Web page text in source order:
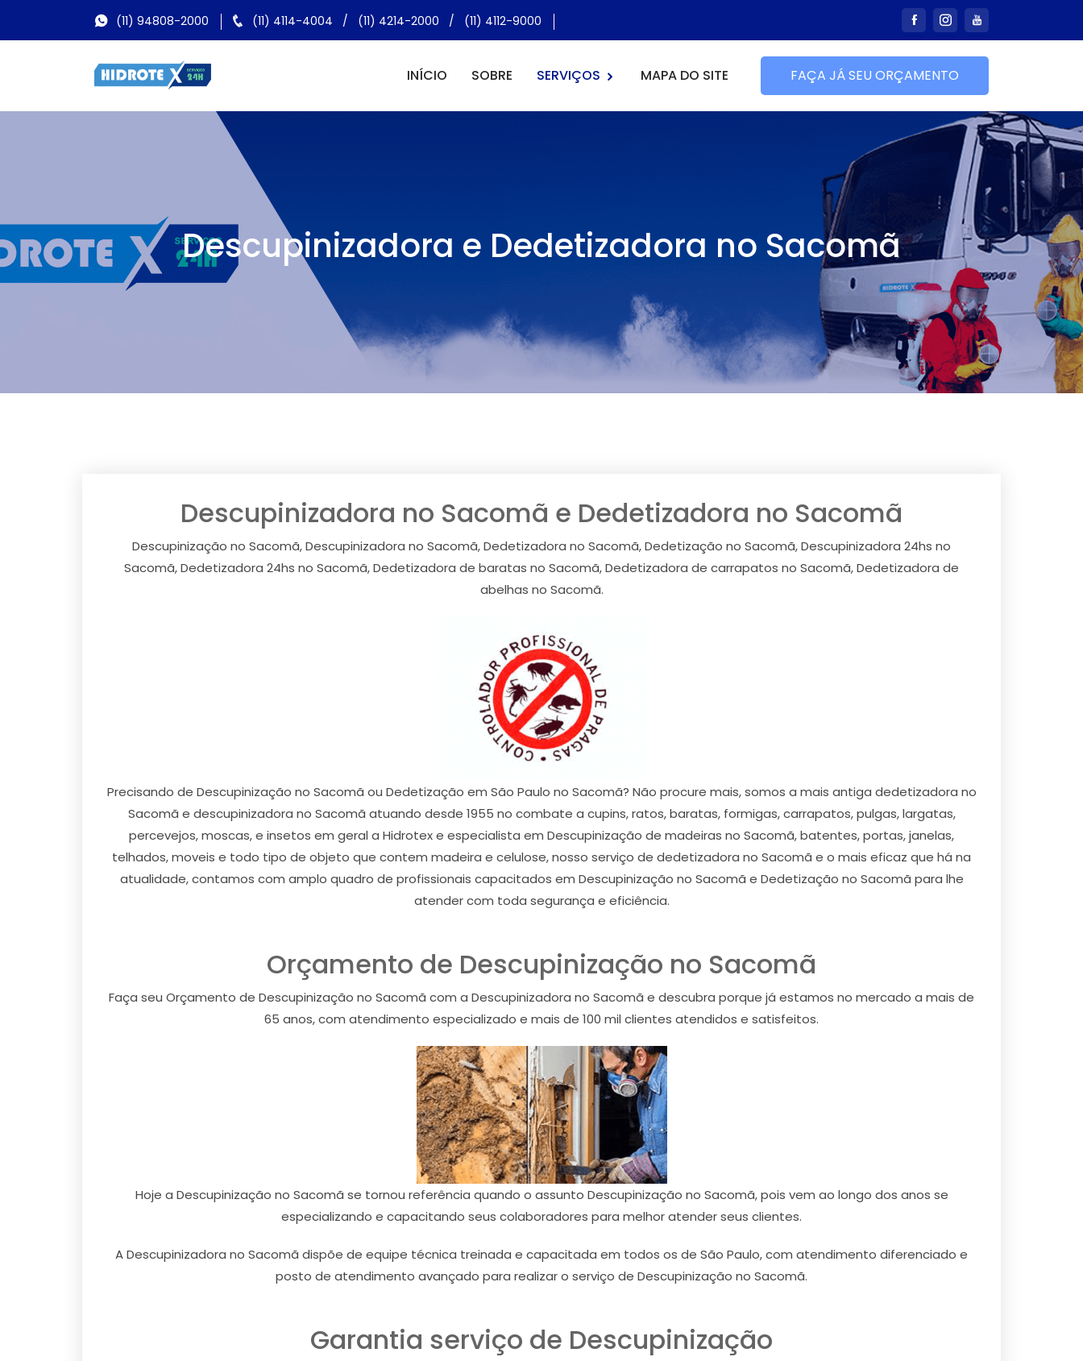
(11) 94808-2000 (11) 4114-4004 / (11) 4214-2000 / (11) 4112-9000
INÍCIO SOBRE SERVIÇOS MAPA DO SITE FAÇA JÁ SEU ORÇAMENTO
Descupinizadora e Dedetizadora no Sacomã
Descupinizadora no Sacomã e Dedetizadora no Sacomã
Descupinização no Sacomã, Descupinizadora no Sacomã, Dedetizadora no Sacomã, Dedetização no Sacomã, Descupinizadora 24hs no
Sacomã, Dedetizadora 24hs no Sacomã, Dedetizadora de baratas no Sacomã, Dedetizadora de carrapatos no Sacomã, Dedetizadora de
abelhas no Sacomã.
Precisando de Descupinização no Sacomã ou Dedetização em São Paulo no Sacomã? Não procure mais, somos a mais antiga dedetizadora no
Sacomã e descupinizadora no Sacomã atuando desde 1955 no combate a cupins, ratos, baratas, formigas, carrapatos, pulgas, largatas,
percevejos, moscas, e insetos em geral a Hidrotex e especialista em Descupinização de madeiras no Sacomã, batentes, portas, janelas,
telhados, moveis e todo tipo de objeto que contem madeira e celulose, nosso serviço de dedetizadora no Sacomã e o mais eficaz que há na
atualidade, contamos com amplo quadro de profissionais capacitados em Descupinização no Sacomã e Dedetização no Sacomã para lhe
atender com toda segurança e eficiência.
Orçamento de Descupinização no Sacomã
Faça seu Orçamento de Descupinização no Sacomã com a Descupinizadora no Sacomã e descubra porque já estamos no mercado a mais de
65 anos, com atendimento especializado e mais de 100 mil clientes atendidos e satisfeitos.
Hoje a Descupinização no Sacomã se tornou referência quando o assunto Descupinização no Sacomã, pois vem ao longo dos anos se
especializando e capacitando seus colaboradores para melhor atender seus clientes.
A Descupinizadora no Sacomã dispõe de equipe técnica treinada e capacitada em todos os de São Paulo, com atendimento diferenciado e
posto de atendimento avançado para realizar o serviço de Descupinização no Sacomã.
Garantia serviço de Descupinização